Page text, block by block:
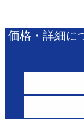
価格・詳細に